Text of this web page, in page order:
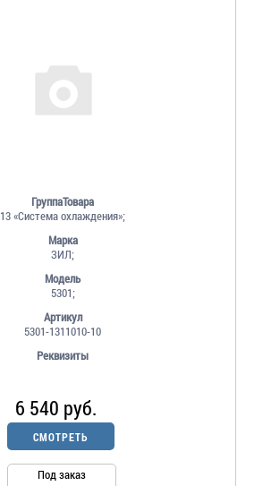
ГруппаТовара
13 «Система охлаждения»;
Марка
ЗИЛ;
Модель
5301;
Артикул
5301-1311010-10
Реквизиты
6 540 руб.
СМОТРЕТЬ
Под заказ